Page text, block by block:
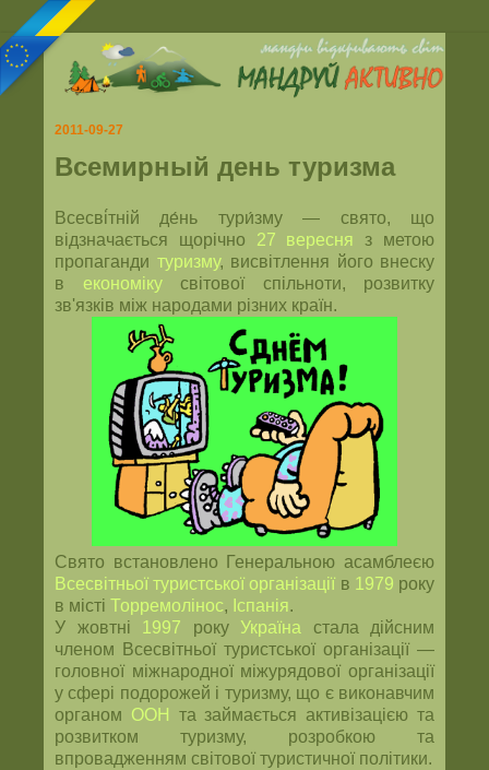
2011-09-27
Всемирный день туризма
Всесві́тній де́нь тури́зму — свято, що
відзначається щорічно 27 вересня з метою
пропаганди туризму, висвітлення його внеску
в економікусвітової спільноти, розвитку
зв'язків між народами різних країн.
Свято встановлено Генеральною асамблеєю
Всесвітньої туристської організації в 1979 року
в місті Торремолінос, Іспанія.
У жовтні 1997 року Україна стала дійсним
членом Всесвітньої туристської організації —
головної міжнародної міжурядової організації
у сфері подорожей і туризму, що є виконавчим
органом ООН
та займається активізацією та
розвитком туризму, розробкою та
впровадженням світової туристичної політики.